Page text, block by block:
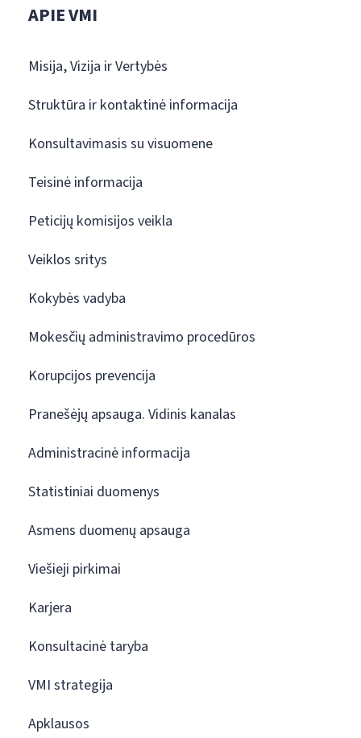
APIE VMI
Misija, Vizija ir Vertybės
Struktūra ir kontaktinė informacija
Konsultavimasis su visuomene
Teisinė informacija
Peticijų komisijos veikla
Veiklos sritys
Kokybės vadyba
Mokesčių administravimo procedūros
Korupcijos prevencija
Pranešėjų apsauga. Vidinis kanalas
Administracinė informacija
Statistiniai duomenys
Asmens duomenų apsauga
Viešieji pirkimai
Karjera
Konsultacinė taryba
VMI strategija
Apklausos